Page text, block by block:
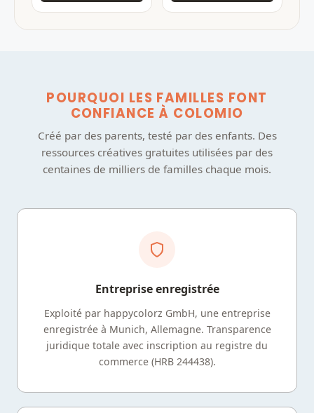
POURQUOI LES FAMILLES FONT
CONFIANCE À COLOMIO
Créé par des parents, testé par des enfants. Des
ressources créatives gratuites utilisées par des
centaines de milliers de familles chaque mois.
Entreprise enregistrée
Exploité par happycolorz GmbH, une entreprise
enregistrée à Munich, Allemagne. Transparence
juridique totale avec inscription au registre du
commerce (HRB 244438).